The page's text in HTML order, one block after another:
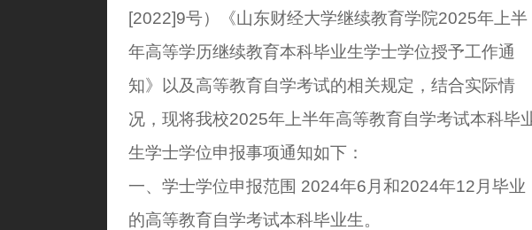
[2022]9号）《山东财经大学继续教育学院2025年上半
年高等学历继续教育本科毕业生学士学位授予工作通
知》以及高等教育自学考试的相关规定，结合实际情
况，现将我校2025年上半年高等教育自学考试本科毕
生学士学位申报事项通知如下：
一、学士学位申报范围 2024年6月和2024年12月毕业
的高等教育自学考试本科毕业生。